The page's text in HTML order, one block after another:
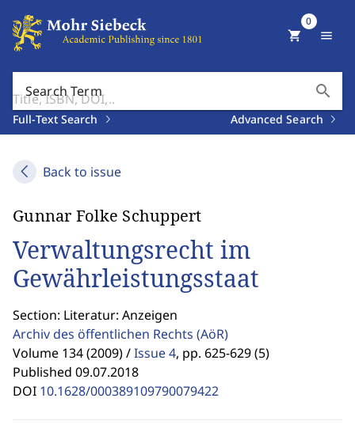
Search Term search
Full-Text Search Advanced Search
shopping_cart
0
menu
Back to issue
Gunnar Folke Schuppert
Verwaltungsrecht im
Gewährleistungsstaat
Section: Literatur: Anzeigen
Archiv des öffentlichen Rechts (AöR)
Volume 134 (2009) /Issue 4, pp. 625-629 (5)
Published 09.07.2018
DOI 10.1628/000389109790079422